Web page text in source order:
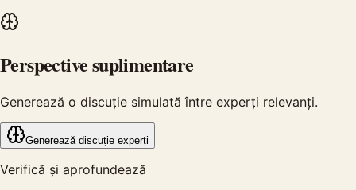
Perspective suplimentare
Generează o discuție simulată între experți relevanți.
Generează discuție experți
Verifică și aprofundează